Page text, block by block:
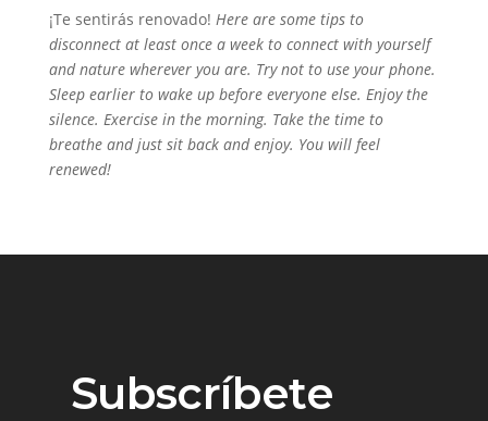
¡Te sentirás renovado! Here are some tips to
disconnect at least once a week to connect with yourself
and nature wherever you are. Try not to use your phone.
Sleep earlier to wake up before everyone else. Enjoy the
silence. Exercise in the morning. Take the time to
breathe and just sit back and enjoy. You will feel
renewed!
Subscríbete